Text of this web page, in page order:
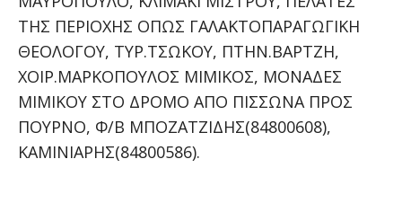
ΤΗΣ ΠΕΡΙΟΧΗΣ ΟΠΩΣ ΓΑΛΑΚΤΟΠΑΡΑΓΩΓΙΚΗ
ΘΕΟΛΟΓΟΥ, ΤΥΡ.ΤΣΩΚΟΥ, ΠΤΗΝ.ΒΑΡΤΖΗ,
ΧΟΙΡ.ΜΑΡΚΟΠΟΥΛΟΣ ΜΙΜΙΚΟΣ, ΜΟΝΑΔΕΣ
ΜΙΜΙΚΟΥ ΣΤΟ ΔΡΟΜΟ ΑΠΟ ΠΙΣΣΩΝΑ ΠΡΟΣ
ΠΟΥΡΝΟ, Φ/Β ΜΠΟΖΑΤΖΙΔΗΣ(84800608),
ΚΑΜΙΝΙΑΡΗΣ(84800586).